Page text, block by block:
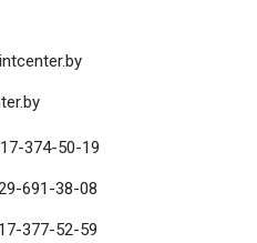
374-50-19
691-38-08
377-52-59